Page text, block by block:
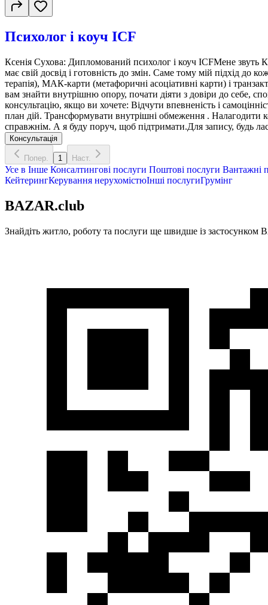
Психолог і коуч ICF
Ксенія Сухова: Дипломований психолог і коуч ICFМене звуть
має свій досвід і готовність до змін. Саме тому мій підхід до
терапія), МАК-карти (метафоричні асоціативні карти) і
вам знайти внутрішню опору, почати діяти з довіри до себе,
консультацію, якщо ви хочете: Відчути впевненість і
план дій. Трансформувати внутрішні обмеження . Налагодити
справжнім. А я буду поруч, щоб підтримати.Для запису, будь
Консультація
Попер. 1 Наст.
Усе в Інше Консалтингові послуги Поштові послуги Вантажні
КейтерингКерування нерухомістюІнші послугиГрумінг
BAZAR.club
Знайдіть житло, роботу та послуги ще швидше із застосунком